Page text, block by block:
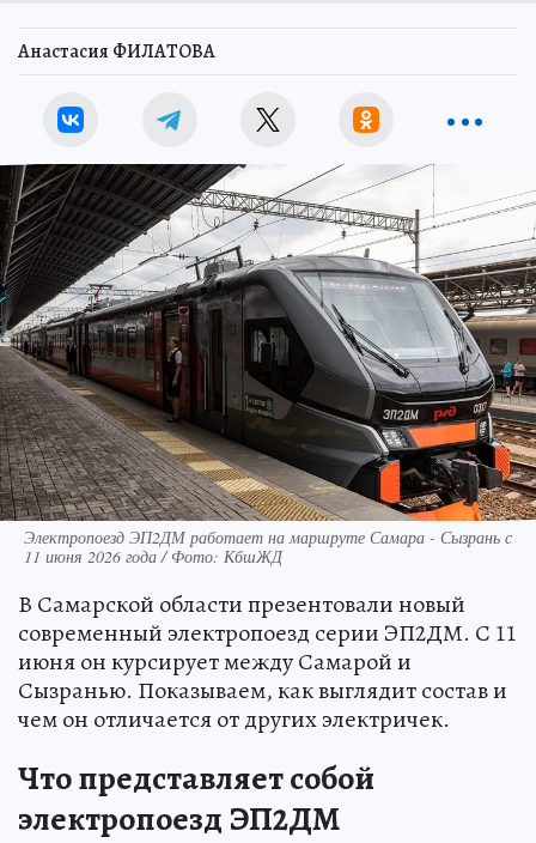
Анастасия ФИЛАТОВА
Электропоезд ЭП2ДМ работает на маршруте Самара - Сызрань с
11 июня 2026 года / Фото: КбшЖД
В Самарской области презентовали новый
современный электропоезд серии ЭП2ДМ. С 11
июня он курсирует между Самарой и
Сызранью. Показываем, как выглядит состав и
чем он отличается от других электричек.
Что представляет собой
электропоезд ЭП2ДМ